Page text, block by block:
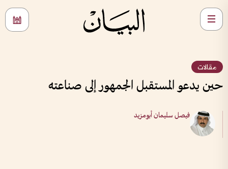
مقالات
حين يدعو المستقبل الجمهور إلى صناعته
فيصل سليمان أبومزيد